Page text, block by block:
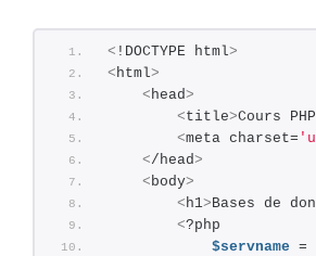
< !DOCTYPE html>
< html>
< head>
<title>Cours
<meta charset=
</head>
< body>
< h1>Bases de
<?php
$servname =